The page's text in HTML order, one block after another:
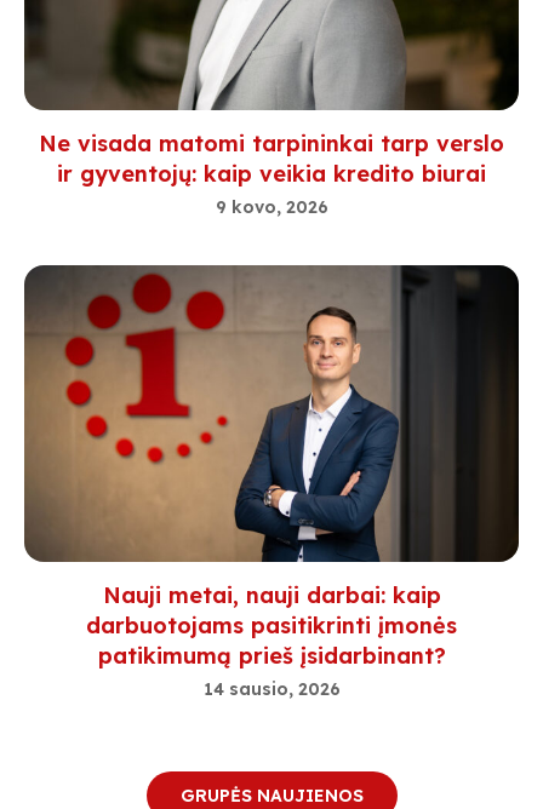
Ne visada matomi tarpininkai tarp verslo
ir gyventojų: kaip veikia kredito biurai
9 kovo, 2026
Nauji metai, nauji darbai: kaip
darbuotojams pasitikrinti įmonės
patikimumą prieš įsidarbinant?
14 sausio, 2026
GRUPĖS NAUJIENOS